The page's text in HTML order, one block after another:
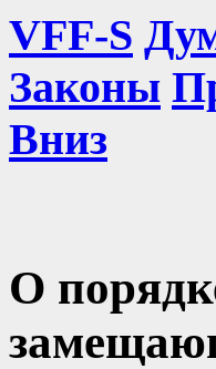
VFF-S
Законы
Вниз
О